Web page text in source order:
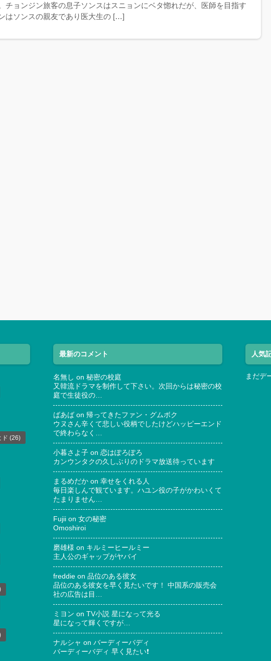
チョンジン旅客の息子ソンスはスニョンにベタ惚れだが、医師を目指す
はソンスの親友であり医大生の […]
ド (26)
最新のコメント
名無し on 秘密の校庭
又韓流ドラマを制作して下さい。次回からは秘密の校
庭で生徒役の…
ばあば on 帰ってきたファン・グムボク
ウヌさん辛くて悲しい役柄でしたけどハッピーエンド
で終わらなく…
小暮さよ子 on 恋はぽろぽろ
カンウンタクの久しぶりのドラマ放送待っています
まるめだか on 幸せをくれる人
毎日楽しんで観ています。ハユン役の子がかわいくて
たまりません…
Fujii on 女の秘密
Omoshiroi
磨雄様 on キルミーヒールミー
主人公のギャップがヤバイ
freddie on 品位のある彼女
品位のある彼女を早く見たいです！ 中国系の販売会
社の広告は目…
ミヨン on TV小説 星になって光る
星になって輝くですが…
ナルシャ on バーディーバディ
バーディーバディ 早く見たい❗
人気
まだデ